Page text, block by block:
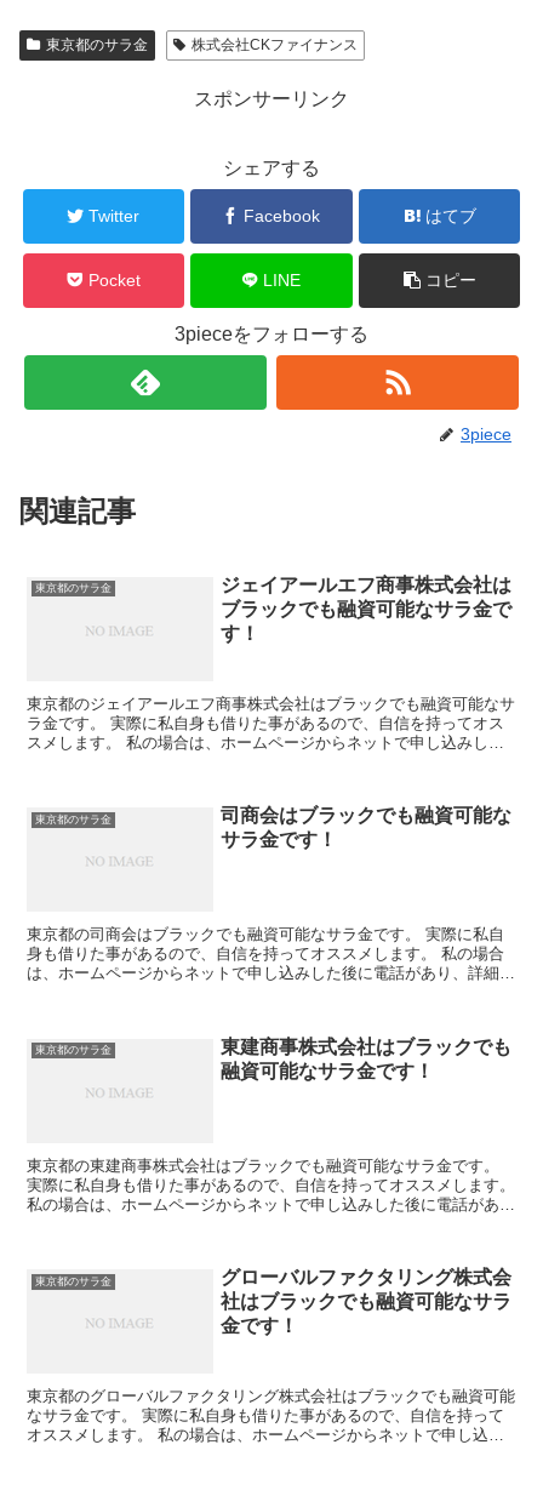
東京都のサラ金 株式会社CKファイナンス
スポンサーリンク
シェアする
Twitter Facebook はてブ
Pocket LINE コピー
3pieceをフォローする
3piece
関連記事
東京都のサラ金
ジェイアールエフ商事株式会社は
ブラックでも融資可能なサラ金で
す！
東京都のジェイアールエフ商事株式会社はブラックでも融資可能なサ
ラ金です。 実際に私自身も借りた事があるので、自信を持ってオス
スメします。 私の場合は、ホームページからネットで申し込みした
東京都のサラ金
司商会はブラックでも融資可能な
サラ金です！
東京都の司商会はブラックでも融資可能なサラ金です。 実際に私自
身も借りた事があるので、自信を持ってオススメします。 私の場合
は、ホームページからネットで申し込みした後に電話があり、詳細を
東京都のサラ金
東建商事株式会社はブラックでも
融資可能なサラ金です！
東京都の東建商事株式会社はブラックでも融資可能なサラ金です。
実際に私自身も借りた事があるので、自信を持ってオススメします。
私の場合は、ホームページからネットで申し込みした後に電話があ
東京都のサラ金
グローバルファクタリング株式会
社はブラックでも融資可能なサラ
金です！
東京都のグローバルファクタリング株式会社はブラックでも融資可能
なサラ金です。 実際に私自身も借りた事があるので、自信を持って
オススメします。 私の場合は、ホームページからネットで申し込み